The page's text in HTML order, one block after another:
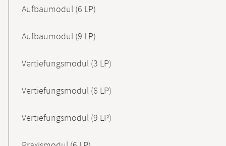
Aufbaumodul (6 LP)
Aufbaumodul (9 LP)
Vertiefungsmodul (3 LP)
Vertiefungsmodul (6 LP)
Vertiefungsmodul (9 LP)